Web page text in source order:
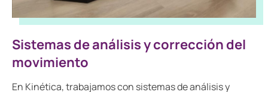
Sistemas de análisis y corrección del
movimiento
En Kinética, trabajamos con sistemas de análisis y